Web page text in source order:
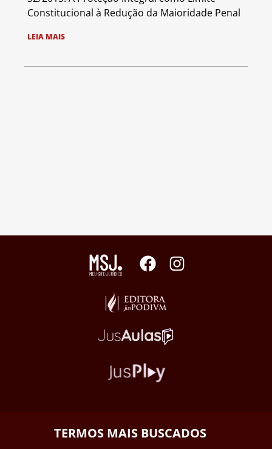
Constitucional à Redução da Maioridade Penal
LEIA MAIS
TERMOS MAIS BUSCADOS